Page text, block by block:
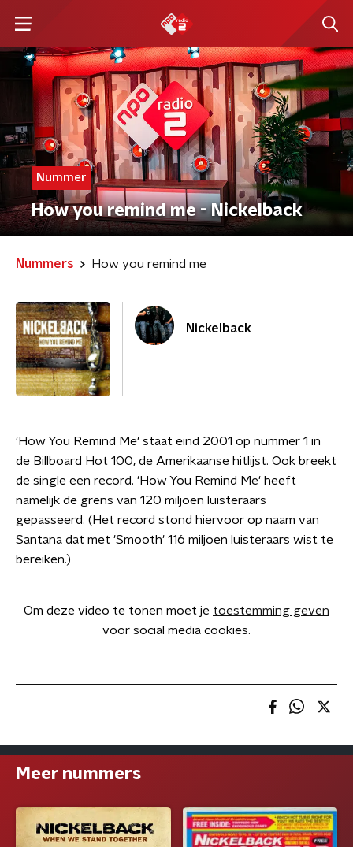
Nummer
How you remind me - Nickelback
Nummers How you remind me
Nickelback
'How You Remind Me' staat eind 2001 op nummer 1 in
de Billboard Hot 100, de Amerikaanse hitlijst. Ook breekt
de single een record. 'How You Remind Me' heeft
namelijk de grens van 120 miljoen luisteraars
gepasseerd. (Het record stond hiervoor op naam van
Santana dat met 'Smooth' 116 miljoen luisteraars wist te
bereiken.)
Om deze video te tonen moet je toestemming geven
voor social media cookies.
Meer nummers